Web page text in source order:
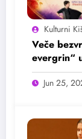
Kulturni
Veče
evergrin“
25. juna
Jun 25,